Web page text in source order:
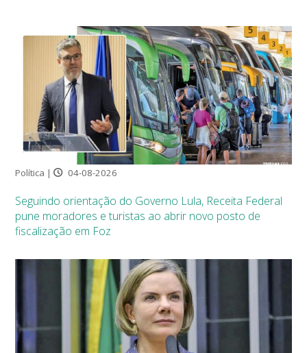
Política | 04-08-2026
Seguindo orientação do Governo Lula, Receita Federal
pune moradores e turistas ao abrir novo posto de
fiscalização em Foz